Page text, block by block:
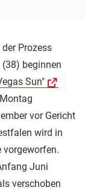
Prozess
beginnen
Sun"
vor Gericht
wird in
vorgeworfen.
Juni
verschoben